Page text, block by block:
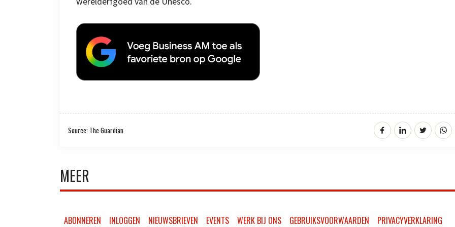
Source: The Guardian
MEER
ABONNEREN INLOGGEN NIEUWSBRIEVEN EVENTS WERK BIJ ONS GEBRUIKSVOORWAARDEN PRIVACYVERKLARING